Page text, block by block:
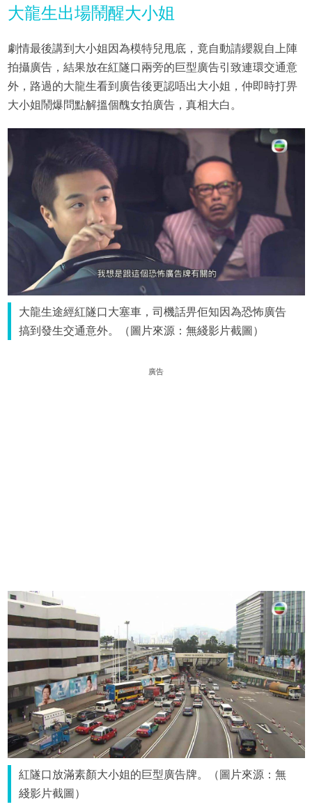
大龍生出場鬧醒大小姐
劇情最後講到大小姐因為模特兒甩底，竟自動請纓親自上陣
拍攝廣告，結果放在紅隧口兩旁的巨型廣告引致連環交通意
外，路過的大龍生看到廣告後更認唔出大小姐，仲即時打畀
大小姐鬧爆問點解搵個醜女拍廣告，真相大白。
大龍生途經紅隧口大塞車，司機話畀佢知因為恐怖廣告
搞到發生交通意外。（圖片來源：無綫影片截圖）
廣告
紅隧口放滿素顏大小姐的巨型廣告牌。（圖片來源：無
綫影片截圖）